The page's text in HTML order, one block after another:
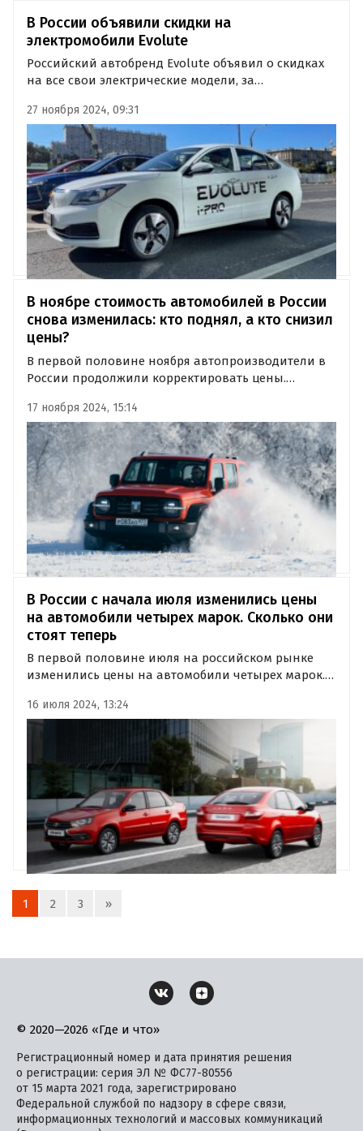
В России объявили скидки на
электромобили Evolute
Российский автобренд Evolute объявил о скидках
на все свои электрические модели, за
этом «Автоновости дня» узнали в ходе
традиционного мониторинга прайс-листов
бренда.
27 ноября 2024, 09:31
В ноябре стоимость автомобилей в России
снова изменилась: кто поднял, а кто снизил
цены?
В первой половине ноября автопроизводители в
России продолжили корректировать цены.
проведенному изданием «Автоновости дня»,
подорожали автомобили 12 брендов, в то время
как шесть марок снизили стоимость отдельных…
17 ноября 2024, 15:14
В России с начала июля изменились цены
на автомобили четырех марок. Сколько они
стоят теперь
В первой половине июля на российском рынке
изменились цены на автомобили четырех марок.
стали дороже, выяснили «Автоновости дня» в ходе
регулярного мониторинга прайс-листов
представленных в России брендов.
16 июля 2024, 13:24
1 2 3 »
© 2020—2026 «Где и что»
Регистрационный номер и дата принятия решения
о регистрации: серия ЭЛ № ФС77-80556
от 15 марта 2021 года, зарегистрировано
Федеральной службой по надзору в сфере связи,
информационных технологий и массовых коммуникаций